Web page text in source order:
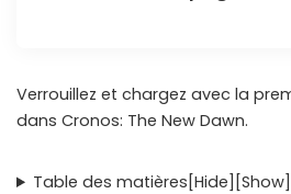
Verrouillez et chargez avec la
dans Cronos: The New Dawn.
Table des matières [Hide] [Show]